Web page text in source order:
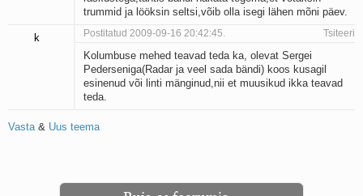
Läänemere lained
Üle müüri
Valgusemaastikud
Kaks pihtimust
Ahtumine
Braueri lint
trummid ja lööksin seltsi,võib olla isegi lähen mõni päev.
k Postitatud 2009-09-16 20:42:45. Tsiteeri
Kolumbuse mehed teavad teda ka, olevat Sergei
Pederseniga(Radar ja veel sada bändi) koos kusagil
esinenud või linti mänginud,nii et muusikud ikka teavad
teda.
Vasta& Uus teema